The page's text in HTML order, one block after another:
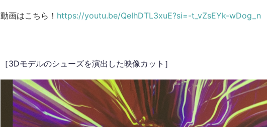
動画はこちら！ https://youtu.be/QeIhDTL3xuE?si=-t_vZsEYk-wDog_n
［3Dモデルのシューズを演出した映像カット］